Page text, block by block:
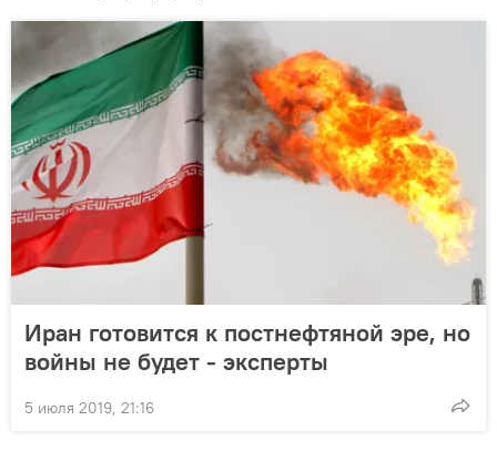
Иран готовится к постнефтяной эре, но
войны не будет - эксперты
5 июля 2019, 21:16